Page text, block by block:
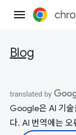
Blog
Google은 AI 기술
다. AI 번역에는